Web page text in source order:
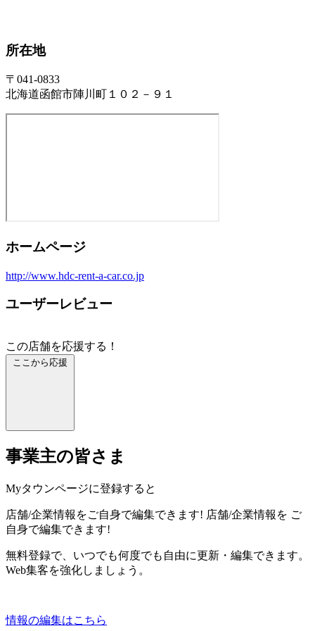
所在地
〒041-0833
北海道函館市陣川町１０２－９１
ホームページ
http://www.hdc-rent-a-car.co.jp
ユーザーレビュー
この店舗を応援する！
ここから応援
事業主の皆さま
Myタウンページに登録すると
店舗/企業情報をご自身で編集できます! 店舗/企業情報を ご
自身で編集できます!
無料登録で、いつでも何度でも自由に更新・編集できます。
Web集客を強化しましょう。
情報の編集はこちら